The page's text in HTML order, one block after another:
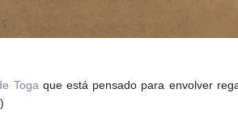
Toga que está pensado para envolver